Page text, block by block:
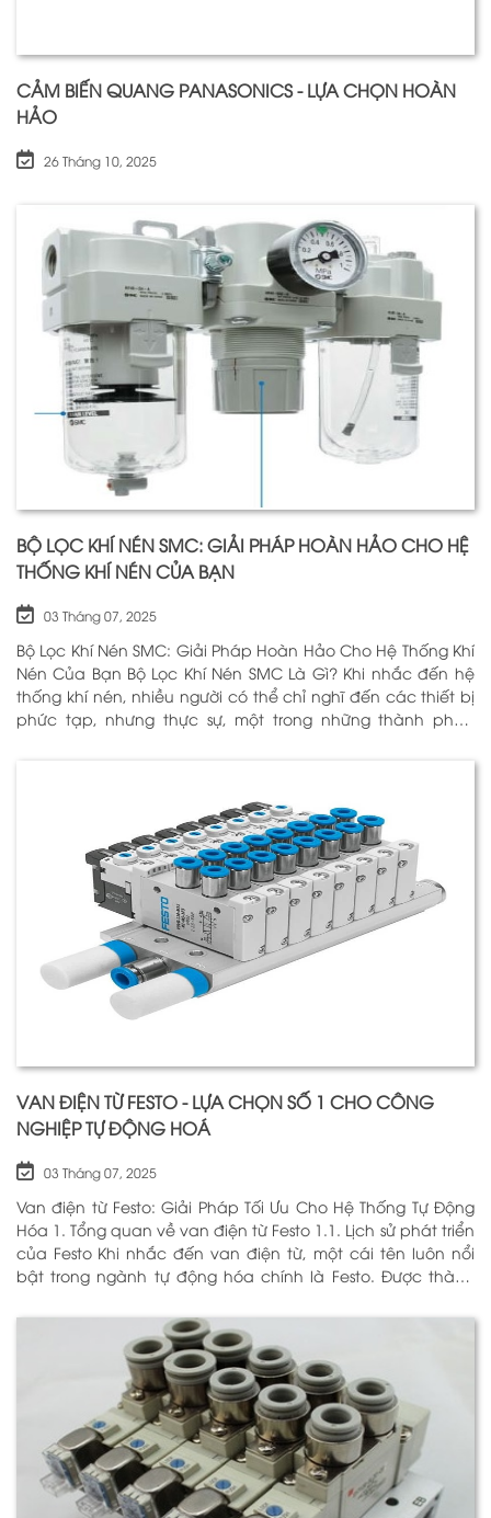
CẢM BIẾN QUANG PANASONICS - LỰA CHỌN HOÀN
HẢO
26 Tháng 10, 2025
BỘ LỌC KHÍ NÉN SMC: GIẢI PHÁP HOÀN HẢO CHO HỆ
THỐNG KHÍ NÉN CỦA BẠN
03 Tháng 07, 2025
Bộ Lọc Khí Nén SMC: Giải Pháp Hoàn Hảo Cho Hệ Thống Khí
Nén Của Bạn Bộ Lọc Khí Nén SMC Là Gì? Khi nhắc đến hệ
thống khí nén, nhiều người có thể chỉ nghĩ đến các thiết bị
phức tạp, nhưng thực sự, một trong những thành phần
VAN ĐIỆN TỪ FESTO - LỰA CHỌN SỐ 1 CHO CÔNG
NGHIỆP TỰ ĐỘNG HOÁ
03 Tháng 07, 2025
Van điện từ Festo: Giải Pháp Tối Ưu Cho Hệ Thống Tự Động
Hóa 1. Tổng quan về van điện từ Festo 1.1. Lịch sử phát triển
của Festo Khi nhắc đến van điện từ, một cái tên luôn nổi
bật trong ngành tự động hóa chính là Festo. Được thành